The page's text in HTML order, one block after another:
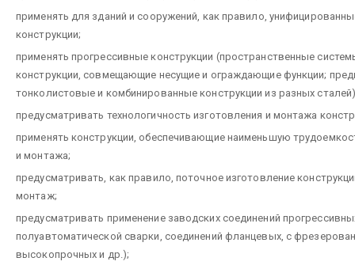
применять для зданий и сооружений, как правило,
конструкции;
применять прогрессивные конструкции (пространственные
конструкции, совмещающие несущие и ограждающие функции;
тонколистовые и комбинированные конструкции из разных
предусматривать технологичность изготовления и монтажа
применять конструкции, обеспечивающие наименьшую
и монтажа;
предусматривать, как правило, поточное изготовление
монтаж;
предусматривать применение заводских соединений
полуавтоматической сварки, соединений фланцевых, с
высокопрочных и др.);